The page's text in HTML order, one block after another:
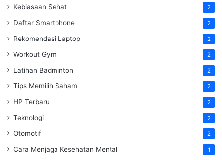
Kebiasaan Sehat 2
Daftar Smartphone 2
Rekomendasi Laptop 2
Workout Gym 2
Latihan Badminton 2
Tips Memilih Saham 2
HP Terbaru 2
Teknologi 2
Otomotif 2
Cara Menjaga Kesehatan Mental 1